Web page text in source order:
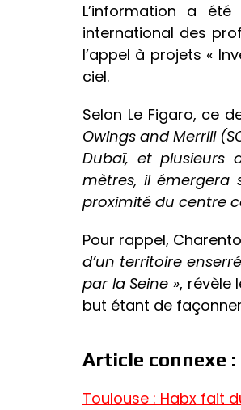
L’information a
international des
l’appel à projets «
ciel.
Selon Le Figaro, ce
Owings and Merrill
Dubaï, et plusieurs
mètres, il émergera
proximité du centre
Pour rappel,
d’un territoire
par la Seine », révèle
but étant de façonner
Article connexe :
Toulouse : Habx fait